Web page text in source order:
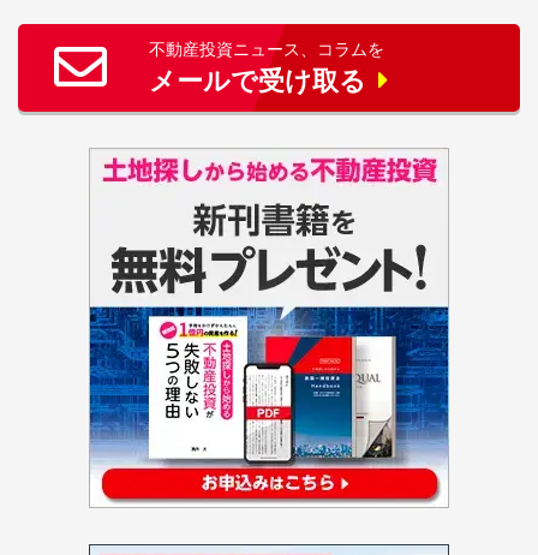
不動産投資ニュース、コラムを
メールで受け取る